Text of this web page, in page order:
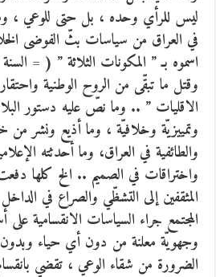
ليس للرأي وحده ، بل حتى للوعي ،
في العراق من سياسات بثّ الفوضى
اسموه بـ ” المكونات الثلاثة ” ( =
وقتل ما تبقّى من الروح الوطنية
الاقليات ” .. وما نصّ عليه دستور
وتمييزيّة وخلافيّة ، وما أذيع ونشر من
والطائفية في العراق، وما أحدثته
واختراقات في الصميم .. الخ كلها
المثقفين إلى التشظّي والصراع في
المجتمع جراء السياسات الانقسامية
وجهويّة معلنة من دون أي حياء وبدون
الضرورة من شقاء الوعي ، تقضي بانقسام